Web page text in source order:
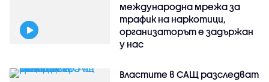
международна мрежа за
трафик на наркотици,
организаторът е задържан
у нас
Властите в САЩ разследват